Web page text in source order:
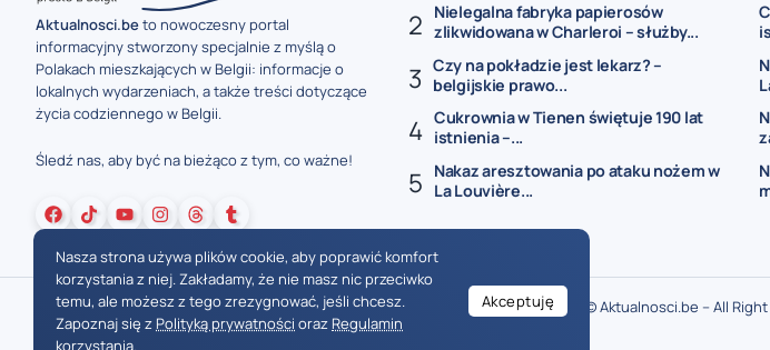
Aktualnosci.beto nowoczesny portal
informacyjny stworzony specjalnie z myślą o
Polakach mieszkających w Belgii: informacje o
lokalnych wydarzeniach, a także treści dotyczące
życia codziennego w Belgii.
Śledź nas, aby być na bieżąco z tym, co ważne!
Nielegalna fabryka papierosów
zlikwidowana w Charleroi – służby...
Czy na pokładzie jest lekarz? –
belgijskie prawo...
Cukrownia w Tienen świętuje 190 lat
istnienia –...
Nakaz aresztowania po ataku nożem w
La Louvière...
© Aktualnosci.be – All
Nasza strona używa plików cookie, aby poprawić komfort
korzystania z niej. Zakładamy, że nie masz nic przeciwko
temu, ale możesz z tego zrezygnować, jeśli chcesz.
Zapoznaj się z Polityką prywatności oraz Regulamin
korzystania
Akceptuję